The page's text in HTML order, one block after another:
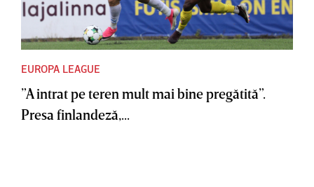
EUROPA LEAGUE
”A intrat pe teren mult mai bine pregătită”.
Presa finlandeză,...